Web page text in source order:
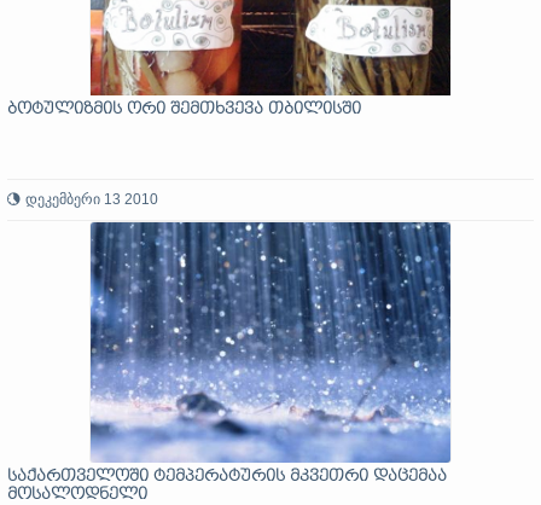
ბოტულიზმის ორი შემთხვევა თბილისში
დეკემბერი 13 2010
საქართველოში ტემპერატურის მკვეთრი დაცემაა
მოსალოდნელი